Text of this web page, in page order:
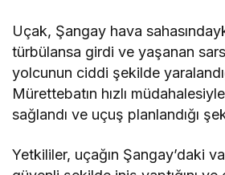
Uçak, Şangay hava
türbülansa girdi ve yaşanan
yolcunun ciddi şekilde
Mürettebatın hızlı
sağlandı ve uçuş planlandığı
Yetkililer, uçağın Şangay’daki